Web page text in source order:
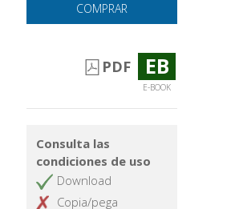
COMPRAR
PDF EB
E-BOOK
Consulta las
condiciones de uso
Download
Copia/pega